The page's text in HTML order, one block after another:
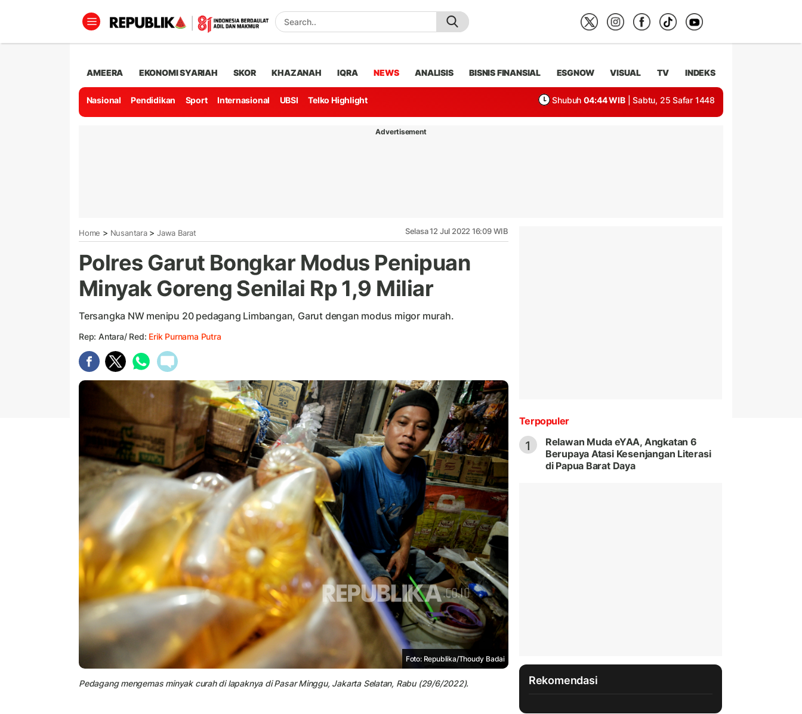
AMEERA EKONOMI SYARIAH SKOR KHAZANAH IQRA NEWS ANALISIS BISNIS FINANSIAL ESGNOW VISUAL TV INDEKS
Nasional Pendidikan Sport Internasional UBSI Telko Highlight Shubuh 04:44 WIB | Sabtu, 25 Safar 1448
Advertisement
Home > Nusantara> Jawa Barat Selasa 12 Jul 2022 16:09 WIB
Polres Garut Bongkar Modus Penipuan
Minyak Goreng Senilai Rp 1,9 Miliar
Tersangka NW menipu 20 pedagang Limbangan, Garut dengan modus migor murah.
Rep: Antara/ Red: Erik Purnama Putra
Foto: Republika/Thoudy Badai
Pedagang mengemas minyak curah di lapaknya di Pasar Minggu, Jakarta Selatan, Rabu (29/6/2022).
Terpopuler
1
Relawan Muda eYAA, Angkatan 6
Berupaya Atasi Kesenjangan Literasi
di Papua Barat Daya
Rekomendasi